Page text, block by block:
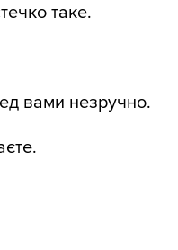
таке.
вами незручно.